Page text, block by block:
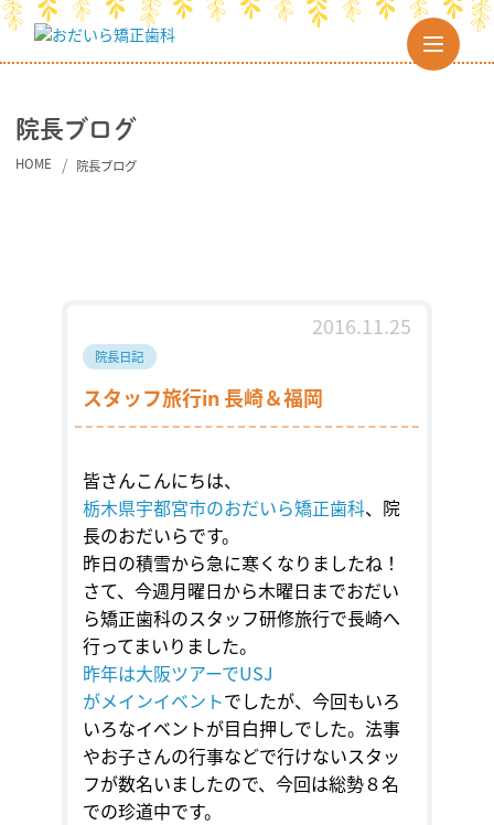
院長ブログ
HOME 院長ブログ
2016.11.25
院長日記
スタッフ旅行in 長崎＆福岡
皆さんこんにちは、
栃木県宇都宮市のおだいら矯正歯科、院
長のおだいらです。
昨日の積雪から急に寒くなりましたね！
さて、今週月曜日から木曜日までおだい
ら矯正歯科のスタッフ研修旅行で長崎へ
行ってまいりました。
昨年は大阪ツアーでUSJ
がメインイベントでしたが、今回もいろ
いろなイベントが目白押しでした。法事
やお子さんの行事などで行けないスタッ
フが数名いましたので、今回は総勢８名
での珍道中です。